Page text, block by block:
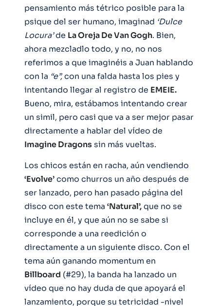
pensamiento más tétrico posible para la
psique del ser humano, imaginad ‘Dulce
Locura’de La Oreja De Van Gogh. Bien,
ahora mezcladlo todo, y no, no nos
referimos a que imaginéis a Juan hablando
con la “e”,con una falda hasta los pies y
intentando llegar al registro de EMEIE.
Bueno, mira, estábamos intentando crear
un simil, pero casi que va a ser mejor pasar
directamente a hablar del vídeo de
Imagine Dragonssin más vueltas.
Los chicos están en racha, aún vendiendo
‘Evolve’como churros un año después de
ser lanzado, pero han pasado página del
disco con este tema ‘Natural’,que no se
incluye en él, y que aún no se sabe si
corresponde a una reedición o
directamente a un siguiente disco. Con el
tema aún ganando momentum en
Billboard (#29), la banda ha lanzado un
vídeo que no hay duda de que apoyará el
lanzamiento, porque su tetricidad -nivel